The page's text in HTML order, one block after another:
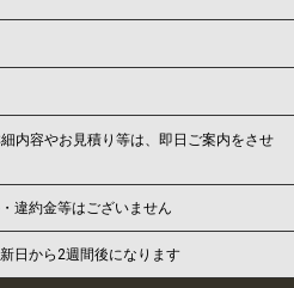
内容やお見積り等は、即日ご案内をさせ
違約金等はございません
日から2週間後になります